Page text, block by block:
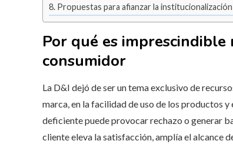
Propuestas para afianzar la
Por qué es
consumidor
La D&I dejó de ser un tema exclusivo de
marca, en la facilidad de uso de los productos
deficiente puede provocar rechazo o generar
cliente eleva la satisfacción, amplía el alcance